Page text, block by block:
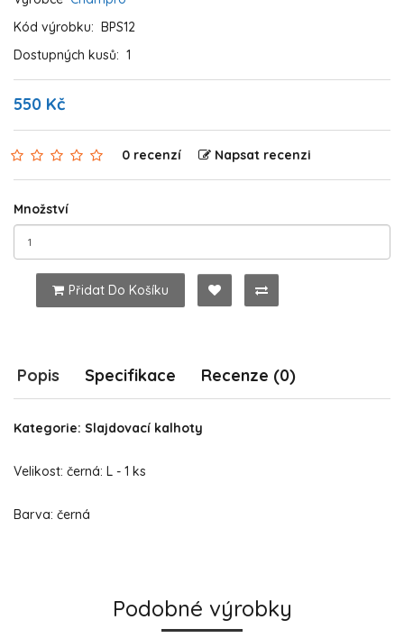
Kód výrobku: BPS12
Dostupných kusů: 1
550 Kč
0 recenzí Napsat recenzi
Množství
Přidat Do Košíku
Popis Specifikace Recenze (0)
Kategorie: Slajdovací kalhoty
Velikost: černá: L - 1 ks
Barva: černá
Podobné výrobky